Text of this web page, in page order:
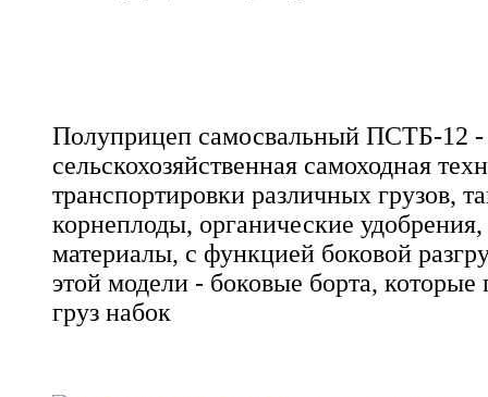
Полуприцеп самосвальный ПСТБ-12 -
сельскохозяйственная самоходная
транспортировки различных грузов,
корнеплоды, органические
материалы, с функцией боковой
этой модели - боковые борта,
груз набок